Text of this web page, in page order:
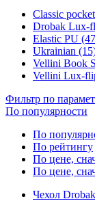
Classic
Drobak Lux-
Elastic PU
Ukrainian
Vellini Book
Vellini Lux-
Фильтр по
По популярности
По
По рейтингу
По цене,
По цене,
Чехол